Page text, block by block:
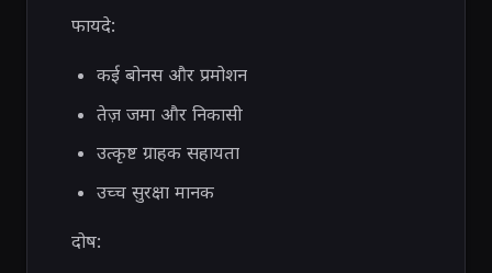
फायदे:
कई बोनस और प्रमोशन
तेज़ जमा और निकासी
उत्कृष्ट ग्राहक सहायता
उच्च सुरक्षा मानक
दोष: